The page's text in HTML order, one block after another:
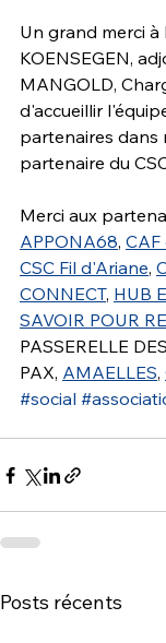
Un grand merci à
KOENSEGEN,
MANGOLD,
d'accueillir
partenaires dans
partenaire du
Merci aux
APPONA68, CAF
CSC Fil d'Ariane,
CONNECT, HUB
SAVOIR POUR
PASSERELLE
PAX, AMAELLES,
#social
Posts récents